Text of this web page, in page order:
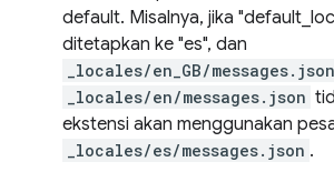
default. Misalnya, jika
ditetapkan ke "es", dan
_locales/en_GB/messages.json
_locales/en/messages.json
ekstensi akan menggunakan
_locales/es/messages.json .